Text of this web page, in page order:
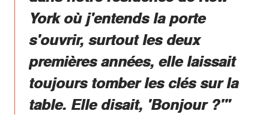
York où j'entends la porte
s'ouvrir, surtout les deux
premières années, elle laissait
toujours tomber les clés sur la
table. Elle disait, 'Bonjour ?'"